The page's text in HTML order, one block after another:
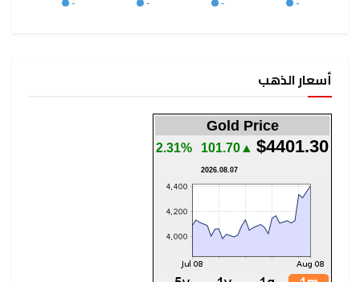
أسعار الذهب
Gold Price
$4401.30
▲101.70
2.31%
2026.08.07